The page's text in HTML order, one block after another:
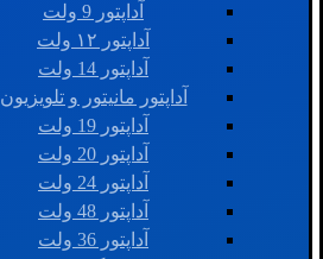
آداپتور 9 ولت
آداپتور ۱۲ ولت
آداپتور 14 ولت
آداپتور مانیتور و تلویزیون
آداپتور 19 ولت
آداپتور 20 ولت
آداپتور 24 ولت
آداپتور 48 ولت
آداپتور 36 ولت